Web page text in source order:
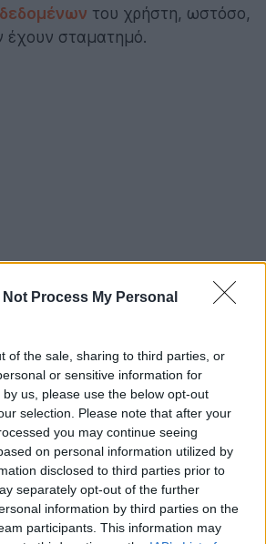
Not Process My Personal
of the sale, sharing to third parties, or
or sensitive information for
us, please use the below opt-out
selection. Please note that after your
you may continue seeing
on personal information utilized by
disclosed to third parties prior to
separately opt-out of the further
information by third parties on the
participants. This information may
του χρήστη, ωστόσο,
έχουν σταματημό.